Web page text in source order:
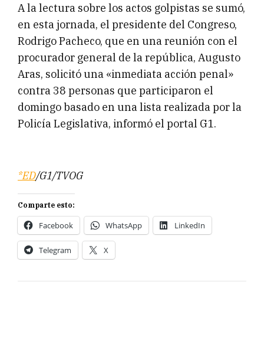
A la lectura sobre los actos golpistas se sumó,
en esta jornada, el presidente del Congreso,
Rodrigo Pacheco, que en una reunión con el
procurador general de la república, Augusto
Aras, solicitó una «inmediata acción penal»
contra 38 personas que participaron el
domingo basado en una lista realizada por la
Policía Legislativa, informó el portal G1.
*ED/G1/TVOG
Comparte esto:
Facebook WhatsApp LinkedIn
Telegram X